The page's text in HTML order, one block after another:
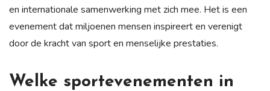
en internationale samenwerking met zich mee. Het is een
evenement dat miljoenen mensen inspireert en verenigt
door de kracht van sport en menselijke prestaties.
Welke sportevenementen in